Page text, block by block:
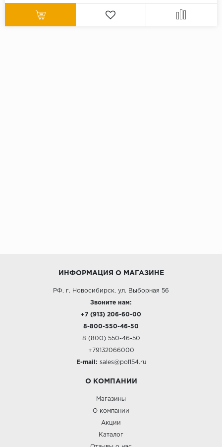
ИНФОРМАЦИЯ О МАГАЗИНЕ
РФ, г. Новосибирск, ул. Выборная 56
Звоните нам:
+7 (913) 206-60-00
8-800-550-46-50
8 (800) 550-46-50
+79132066000
E-mail: sales@pol154.ru
О КОМПАНИИ
Магазины
О компании
Акции
Каталог